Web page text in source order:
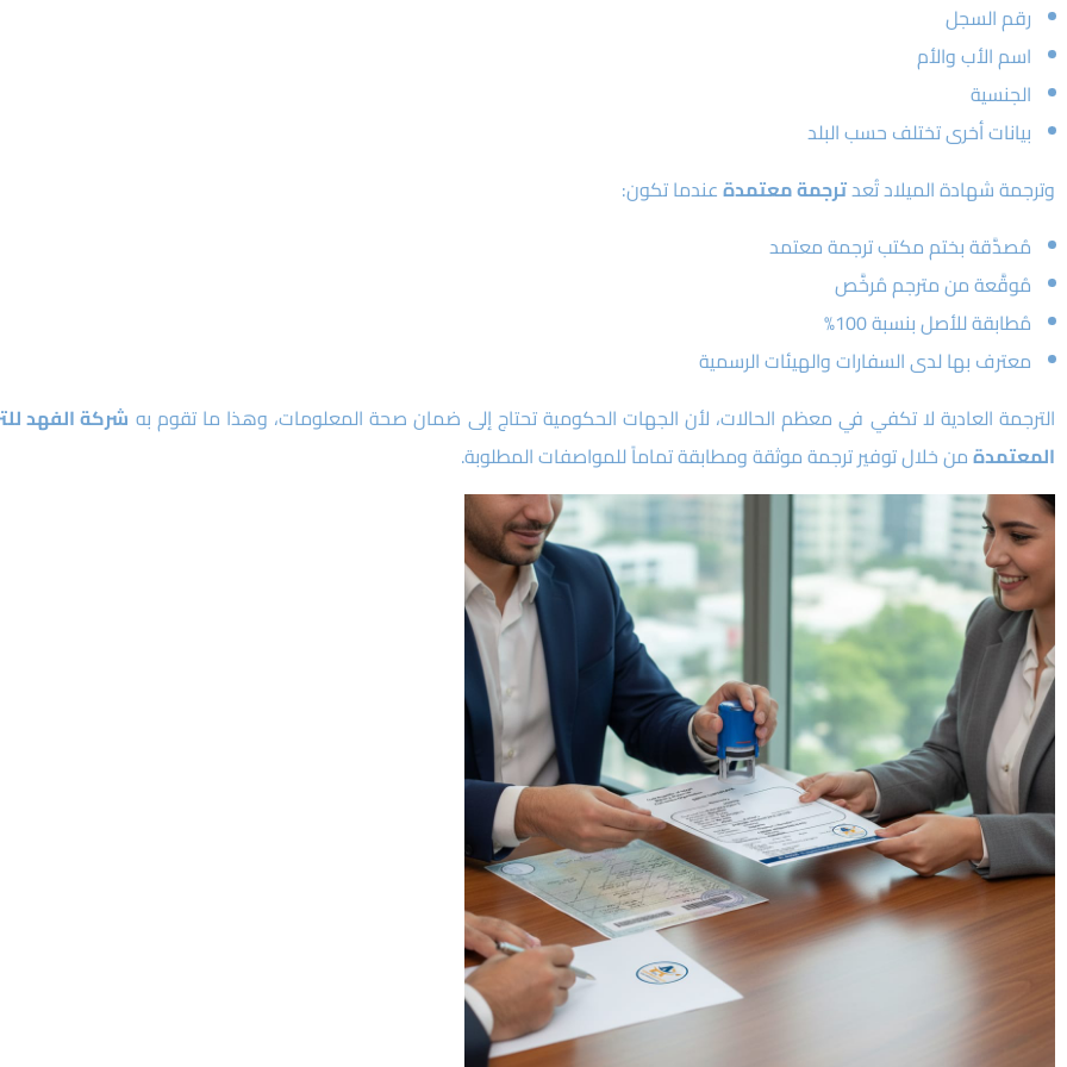
رقم السجل
اسم الأب والأم
الجنسية
بيانات أخرى تختلف حسب البلد
وترجمة شهادة الميلاد تُعدترجمة معتمدةعندما تكون:
مُصدَّقة بختم مكتب ترجمة معتمد
مُوقَّعة من مترجم مُرخَّص
مُطابقة للأصل بنسبة 100%
معترف بها لدى السفارات والهيئات الرسمية
الترجمة العادية لا تكفي في معظم الحالات، لأن الجهات الحكومية تحتاج إلى ضمان صحة المعلومات، وهذا ما تقوم به شركة الفهد
المعتمدةمن خلال توفير ترجمة موثقة ومطابقة تماماً للمواصفات المطلوبة.